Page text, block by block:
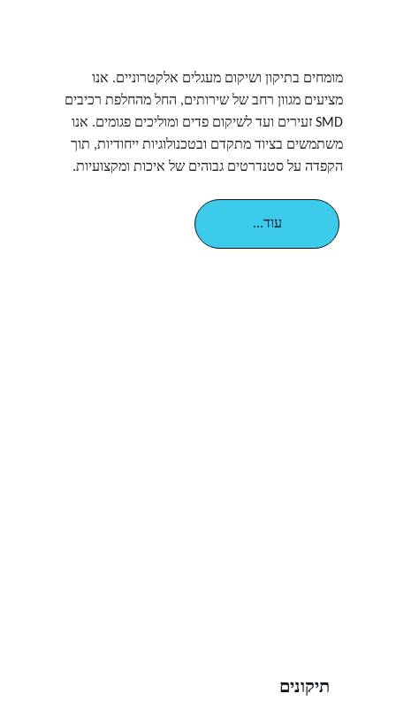
מומחים בתיקון ושיקום מעגלים אלקטרוניים. אנו
מציעים מגוון רחב של שירותים, החל מהחלפת רכיבים
SMD זעירים ועד לשיקום פדים ומוליכים פגומים. אנו
משתמשים בציוד מתקדם ובטכנולוגיות ייחודיות, תוך
הקפדה על סטנדרטים גבוהים של איכות ומקצועיות.
...עוד
תיקונים